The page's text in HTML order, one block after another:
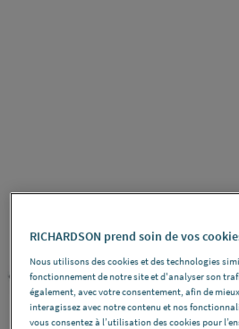
TEN REF : 4632U
RICHARDSON prend soin de vos
Nous utilisons des cookies et des technologies
fonctionnement de notre site et d'analyser son
également, avec votre consentement, afin de
interagissez avec notre contenu et nos
vous consentez à l’utilisation des cookies pour